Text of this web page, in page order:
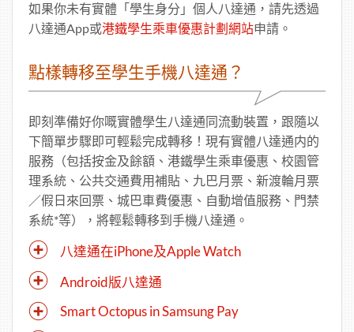
如果你未有實體「學生身分」個人八達通，請先透過
八達通App或港鐵學生乘車優惠計劃網站申請。
點樣轉移至學生手機八達通？
即刻準備好你嘅實體學生八達通同流動裝置，跟隨以
下簡單步驟即可輕鬆完成轉移！現有實體八達通内的
服務（包括按金及餘額、港鐵學生乘車優惠、校園管
理系統、公共交通費用補貼、九巴月票、新渡輪月票
／假日來回票、城巴車費優惠、自動增值服務、門禁
系統*等），將輕鬆轉移到手機八達通。
八達通在iPhone及Apple Watch
Android版八達通
Smart Octopus in Samsung Pay